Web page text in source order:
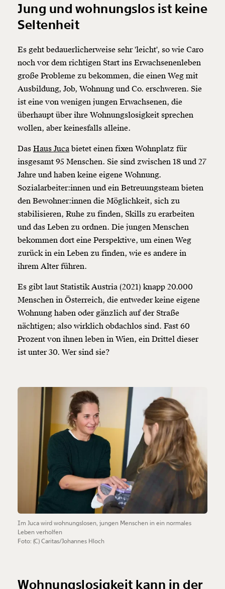
Jung und wohnungslos ist keine
Seltenheit
Es geht bedauerlicherweise sehr 'leicht', so wie Caro
noch vor dem richtigen Start ins Erwachsenenleben
große Probleme zu bekommen, die einen Weg mit
Ausbildung, Job, Wohnung und Co. erschweren. Sie
ist eine von wenigen jungen Erwachsenen, die
überhaupt über ihre Wohnungslosigkeit sprechen
wollen, aber keinesfalls alleine.
Das Haus Juca bietet einen fixen Wohnplatz für
insgesamt 95 Menschen. Sie sind zwischen 18 und 27
Jahre und haben keine eigene Wohnung.
Sozialarbeiter:innen und ein Betreuungsteam bieten
den Bewohner:innen die Möglichkeit, sich zu
stabilisieren, Ruhe zu finden, Skills zu erarbeiten
und das Leben zu ordnen. Die jungen Menschen
bekommen dort eine Perspektive, um einen Weg
zurück in ein Leben zu finden, wie es andere in
ihrem Alter führen.
Es gibt laut Statistik Austria (2021) knapp 20.000
Menschen in Österreich, die entweder keine eigene
Wohnung haben oder gänzlich auf der Straße
nächtigen; also wirklich obdachlos sind. Fast 60
Prozent von ihnen leben in Wien, ein Drittel dieser
ist unter 30. Wer sind sie?
Im Juca wird wohnungslosen, jungen Menschen in ein normales
Leben verholfen
Foto: (C) Caritas/Johannes Hloch
Wohnungslosigkeit kann in der